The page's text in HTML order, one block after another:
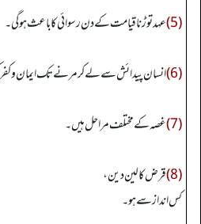
(5) عہد توڑنا قیامت کے دن رسوائی کا باعث ہوگی۔
(6) انسان پیدائش سے لے کر مرنے تک ایمان و
(7) غصہ کے مختلف مراحل ہیں۔
(8) قرض کا لین دین،
کس انداز سے ہو۔